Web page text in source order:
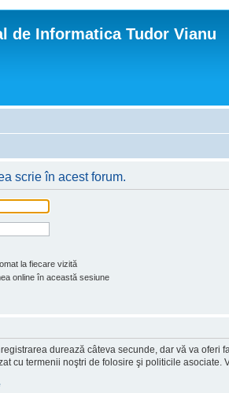
de Informatica Tudor Vianu
scrie în acest forum.
la fiecare vizită
online în această sesiune
durează câteva secunde, dar vă va
cu termenii noştri de folosire şi politicile